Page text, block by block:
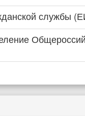
службы